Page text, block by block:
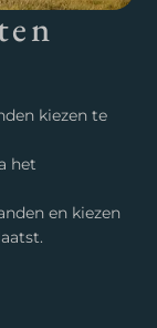
kiezen te
het
en kiezen